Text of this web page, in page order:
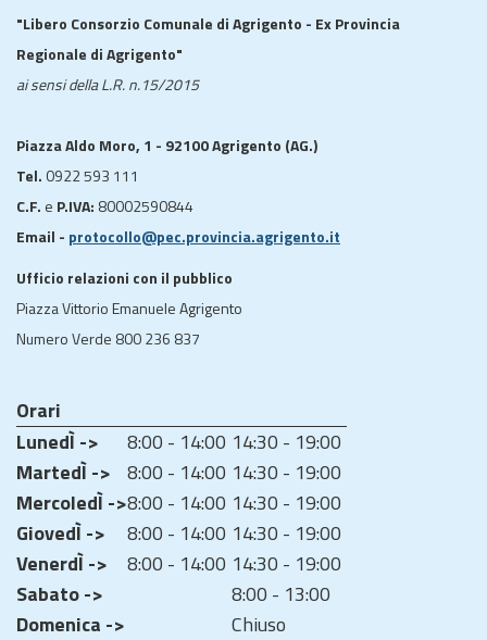
"Libero Consorzio Comunale di Agrigento - Ex Provincia
Regionale di Agrigento"
ai sensi della L.R. n.15/2015
Piazza Aldo Moro, 1 - 92100 Agrigento (AG.)
Tel. 0922 593 111
C.F. e P.IVA: 80002590844
Email - protocollo@pec.provincia.agrigento.it
Ufficio relazioni con il pubblico
Piazza Vittorio Emanuele Agrigento
Numero Verde 800 236 837
Orari
LunedÌ ->
8:00 - 14:00 14:30 - 19:00
MartedÌ -> 8:00 - 14:00 14:30 - 19:00
MercoledÌ ->8:00 - 14:00 14:30 - 19:00
GiovedÌ ->
8:00 - 14:00 14:30 - 19:00
VenerdÌ ->
8:00 - 14:00 14:30 - 19:00
Sabato ->
8:00 - 13:00
Domenica ->
Chiuso